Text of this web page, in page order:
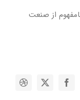
از صنعت